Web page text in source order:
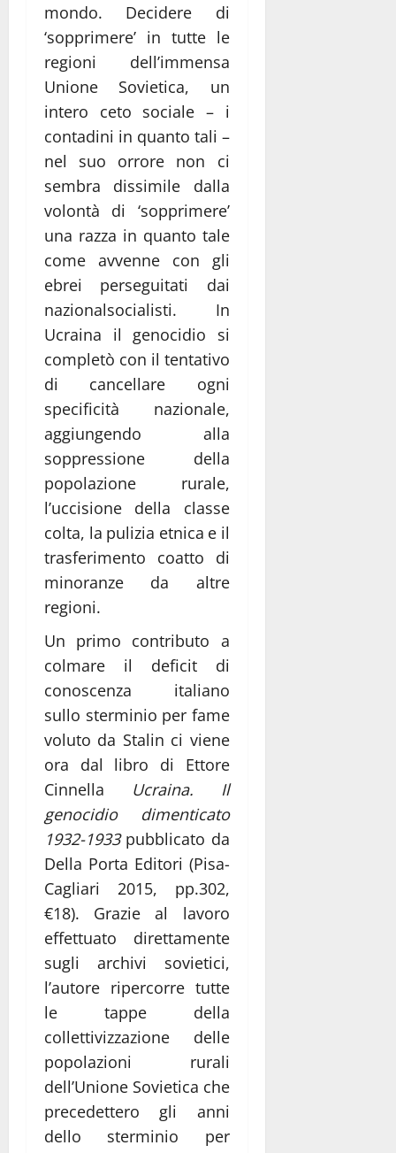
mondo. Decidere di
‘sopprimere’ in tutte le
regioni dell’immensa
Unione Sovietica, un
intero ceto sociale – i
contadini in quanto tali –
nel suo orrore non ci
sembra dissimile dalla
volontà di ‘sopprimere’
una razza in quanto tale
come avvenne con gli
ebrei perseguitati dai
nazionalsocialisti. In
Ucraina il genocidio si
completò con il tentativo
di cancellare ogni
specificità nazionale,
aggiungendo alla
soppressione della
popolazione rurale,
l’uccisione della classe
colta, la pulizia etnica e il
trasferimento coatto di
minoranze da altre
regioni.
Un primo contributo a
colmare il deficit di
conoscenza italiano
sullo sterminio per fame
voluto da Stalin ci viene
ora dal libro di Ettore
Cinnella Ucraina. Il
genocidio dimenticato
1932-1933 pubblicato da
Della Porta Editori (Pisa-
Cagliari 2015, pp.302,
€18). Grazie al lavoro
effettuato direttamente
sugli archivi sovietici,
l’autore ripercorre tutte
le tappe della
collettivizzazione delle
popolazioni rurali
dell’Unione Sovietica che
precedettero gli anni
dello sterminio per